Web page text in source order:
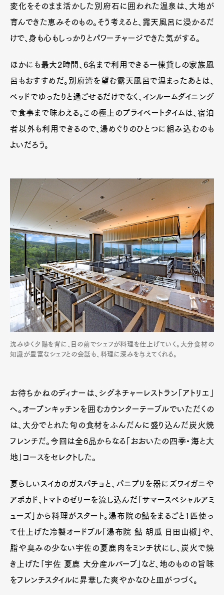
変化をそのまま活かした別府石に囲われた温泉は、大地が
育んできた恵みそのもの。そう考えると、露天風呂に浸かるだ
けで、身も心もしっかりとパワーチャージできた気がする。
ほかにも最大2時間、6名まで利用できる一棟貸しの家族風
呂もおすすめだ。別府湾を望む露天風呂で温まったあとは、
ベッドでゆったりと過ごせるだけでなく、インルームダイニング
で食事まで味わえる。この極上のプライベートタイムは、宿泊
者以外も利用できるので、湯めぐりのひとつに組み込むのも
よいだろう。
沈みゆく夕陽を背に、目の前でシェフが料理を仕上げていく。大分食材の
知識が豊富なシェフとの会話も、料理に深みを与えてくれる。
お待ちかねのディナーは、シグネチャーレストラン「アトリエ」
へ。オープンキッチンを囲むカウンターテーブルでいただくの
は、大分でとれた旬の食材をふんだんに盛り込んだ炭火焼
フレンチだ。今回は全6品からなる「おおいたの四季・海と大
地」コースをセレクトした。
夏らしいスイカのガスパチョと、パニプリを器にズワイガニや
アボカド、トマトのゼリーを流し込んだ「サマースペシャルアミ
ューズ」から料理がスタート。湯布院の鮎をまるごと1匹使っ
て仕上げた冷製オードブル「湯布院 鮎 胡瓜 日田山椒」や、
脂や臭みの少ない宇佐の夏鹿肉をミンチ状にし、炭火で焼
き上げた「宇佐 夏鹿 大分産ルバーブ」など、地のものの旨味
をフレンチスタイルに昇華した爽やかなひと皿がつづく。